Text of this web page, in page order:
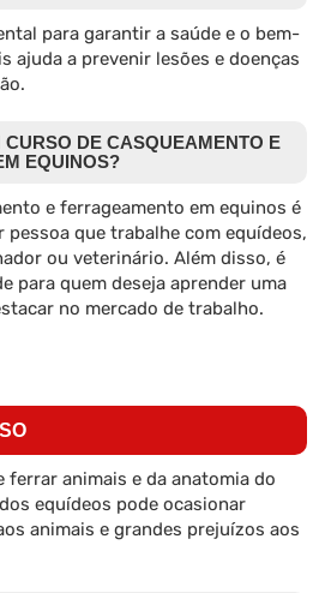
para garantir a saúde e o bem-
ajuda a prevenir lesões e doenças
CURSO DE CASQUEAMENTO E
EQUINOS?
e ferrageamento em equinos é
pessoa que trabalhe com equídeos,
ou veterinário. Além disso, é
para quem deseja aprender uma
no mercado de trabalho.
ferrar animais e da anatomia do
equídeos pode ocasionar
animais e grandes prejuízos aos